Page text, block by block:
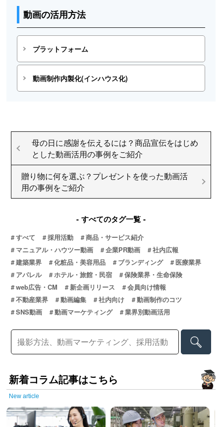
動画の活用方法
プラットフォーム
動画制作内製化(インハウス化)
母の日に感謝を伝えるには？商品宣伝をはじめ
とした動画活用の事例をご紹介
贈り物に何を選ぶ？プレゼントを使った動画活
用の事例をご紹介
すべてのタグ一覧
すべて 採用活動
商品・サービス紹介
マニュアル・ハウツー動画
企業PR動画
社内広報
建築業界
化粧品・美容用品 ブランディング
医療業界
アパレル
ホテル・旅館・民宿
保険業界・生命保険
web広告・CM
新企画リリース
会員向け情報
不動産業界
動画編集 社内向け
動画制作のコツ
SNS動画
動画マーケティング 業界別動画活用
新着コラム記事はこちら
New article